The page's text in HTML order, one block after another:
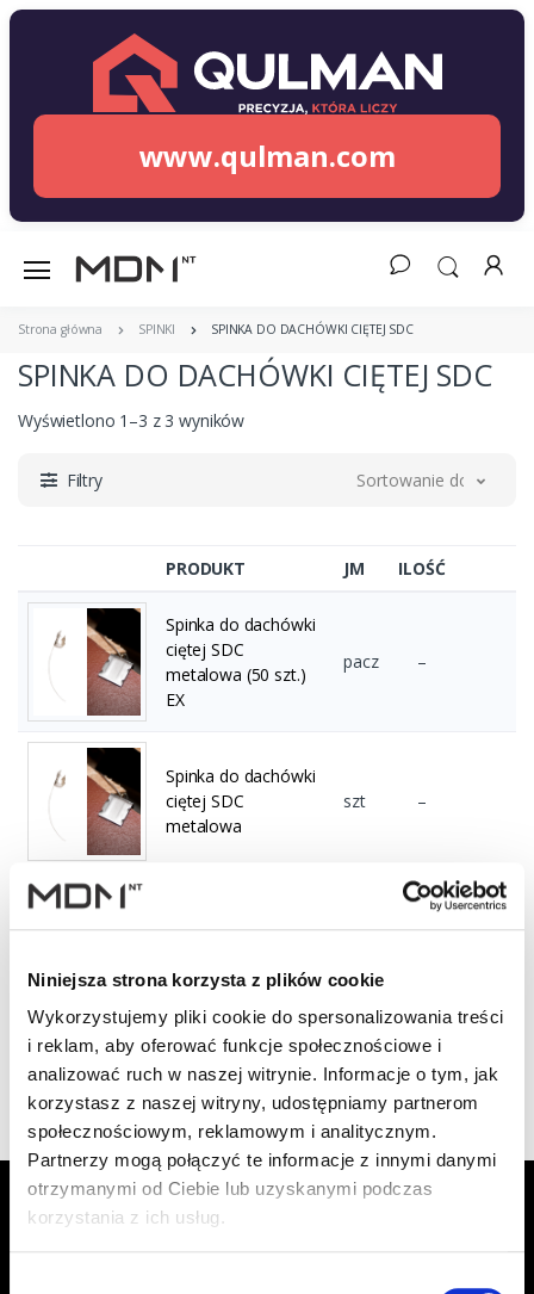
Niniejsza strona korzysta z plików cookie
Wykorzystujemy pliki cookie do spersonalizowania treści
i reklam, aby oferować funkcje społecznościowe i
analizować ruch w naszej witrynie. Informacje o tym, jak
korzystasz z naszej witryny, udostępniamy partnerom
społecznościowym, reklamowym i analitycznym.
Partnerzy mogą połączyć te informacje z innymi danymi
otrzymanymi od Ciebie lub uzyskanymi podczas
korzystania z ich usług.
www.qulman.com
Strona główna SPINKI SPINKA DO DACHÓWKI CIĘTEJ SDC
SPINKA DO DACHÓWKI CIĘTEJ SDC
Wyświetlono 1–3 z 3 wyników
Filtry Sortowanie domyślne
PRODUKT JM ILOŚĆ
Spinka do dachówki
ciętej SDC
metalowa (50 szt.)
EX
pacz –
Spinka do dachówki
ciętej SDC
metalowa
szt –
Wyświetlono 1–3 z 3 wyników
Zapisz się do Newslettera, aby
otrzymywać informacje o aktualnych